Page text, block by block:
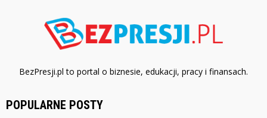
BezPresji.pl to portal o biznesie, edukacji, pracy i finansach.
POPULARNE POSTY